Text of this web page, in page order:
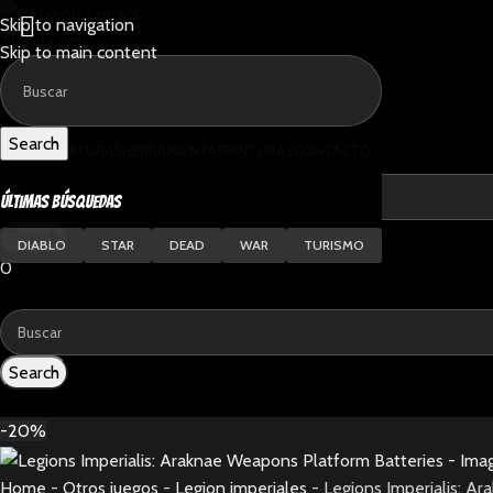
Skip to navigation
Skip to main content
INICIOMINIATURAS
Search
0
Search
-20%
Home - Otros juegos - Legion imperiales - Legions Imperialis:
Search
ÚLTIMAS BÚSQUEDAS
DIABLO STAR DEAD WAR TURISMO